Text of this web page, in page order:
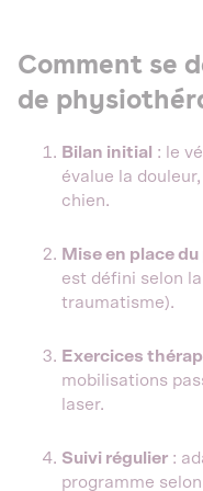
Comment se
de
Bilan initial : le
évalue la
chien.
Mise en place
est défini selon
traumatisme).
Exercices
mobilisations
laser.
Suivi régulier :
programme